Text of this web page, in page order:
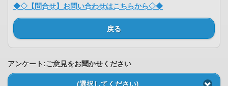
◆◇【問合せ】お問い合わせはこちらから◇◆
戻る
アンケート:ご意見をお聞かせください
(選択してください)